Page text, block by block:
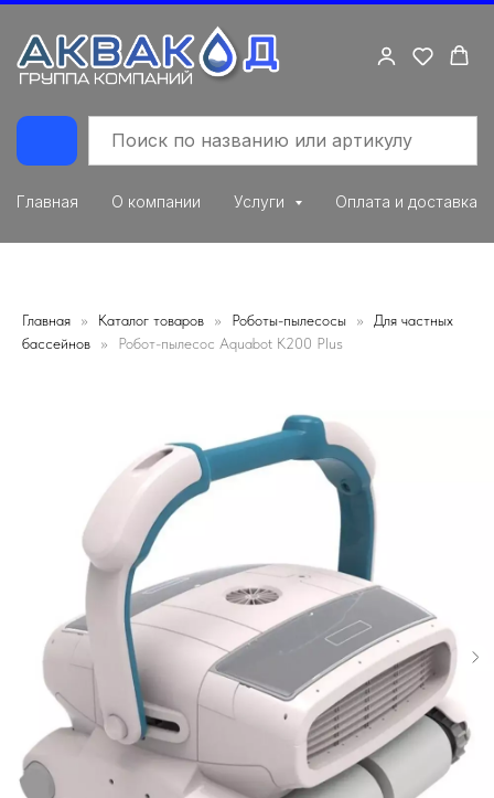
Главная О компании Услуги Оплата и доставка
Главная Каталог товаров Роботы-пылесосы
Для частных
бассейнов
Робот-пылесоc Aquabot K200 Plus